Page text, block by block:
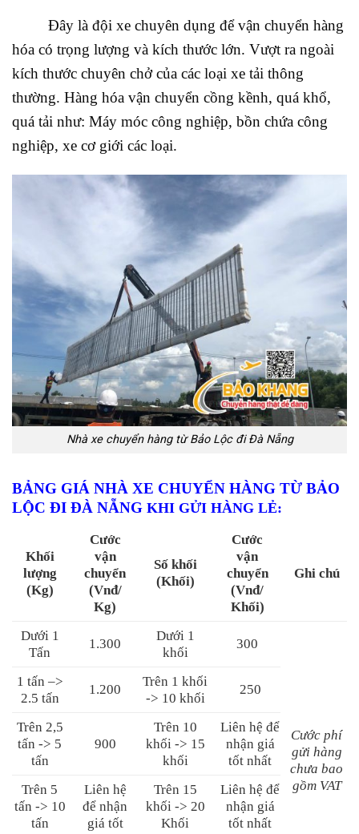
Đây là đội xe chuyên dụng để vận chuyển hàng
hóa có trọng lượng và kích thước lớn. Vượt ra ngoài
kích thước chuyên chở của các loại xe tải thông
thường. Hàng hóa vận chuyển cồng kềnh, quá khổ,
quá tải như: Máy móc công nghiệp, bồn chứa công
nghiệp, xe cơ giới các loại.
Nhà xe chuyển hàng từ Bảo Lộc đi Đà Nẵng
BẢNG GIÁ NHÀ XE CHUYỂN HÀNG TỪ BẢO
LỘC ĐI ĐÀ NẴNG KHI GỬI HÀNG LẺ:
Khối
lượng
(Kg)
Cước
vận
chuyển
(Vnđ/
Kg)
Số khối
(Khối)
Cước
vận
chuyển
(Vnđ/
Khối)
Ghi chú
Dưới 1
Tấn
1.300
Dưới 1
khối
300
Cước phí
gửi hàng
chưa bao
gồm VAT
1 tấn –>
2.5 tấn
1.200
Trên 1 khối
-> 10 khối
250
Trên 2,5
tấn -> 5
tấn
900
Trên 10
khối -> 15
khối
Liên hệ để
nhận giá
tốt nhất
Trên 5
tấn -> 10
tấn
Liên hệ
để nhận
giá tốt
Trên 15
khối -> 20
Khối
Liên hệ để
nhận giá
tốt nhất